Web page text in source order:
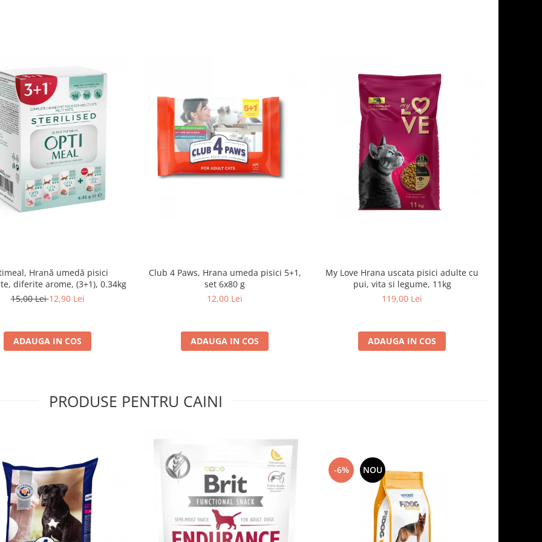
Hrană umedă pisici
diferite arome, (3+1), 0.34kg
15,00 Lei12,90 Lei
ADAUGA IN COS
Club 4 Paws, Hrana umeda pisici 5+1,
set 6x80 g
12,00 Lei
ADAUGA IN COS
My Love Hrana uscata pisici adulte cu
pui, vita si legume, 11kg
119,00 Lei
ADAUGA IN COS
PRODUSE PENTRU CAINI
-6% NOU